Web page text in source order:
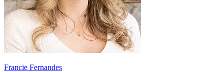
Francie Fernandes